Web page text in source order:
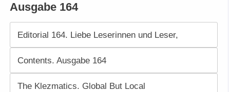
Ausgabe 164
Editorial 164. Liebe Leserinnen und Leser,
Contents. Ausgabe 164
The Klezmatics. Global But Local